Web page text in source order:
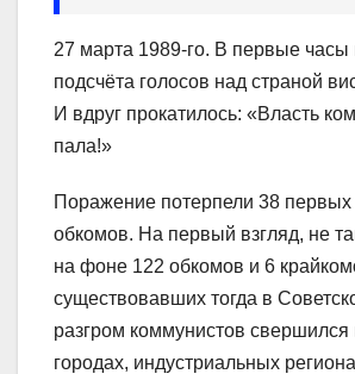
27 марта 1989-го. В первые часы
подсчёта голосов над страной
И вдруг прокатилось: «Власть
пала!»
Поражение потерпели 38 первых
обкомов. На первый взгляд, не
на фоне 122 обкомов и 6
существовавших тогда в
разгром коммунистов
городах, индустриальных